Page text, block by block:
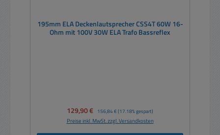
195mm ELA Deckenlautsprecher CSS4T 60W 16-
Ohm mit 100V 30W ELA Trafo Bassreflex
Verkaufspreis:
129,90 € Regulärer Preis:
156,84 € (17.18% gespart)
Preise inkl. MwSt. zzgl. Versandkosten